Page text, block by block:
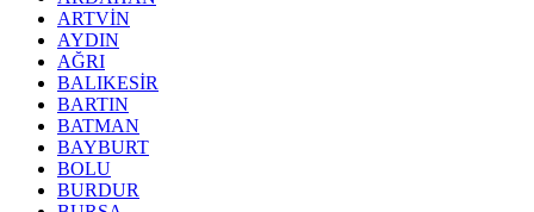
ARTVİN
AYDIN
AĞRI
BALIKESİR
BARTIN
BATMAN
BAYBURT
BOLU
BURDUR